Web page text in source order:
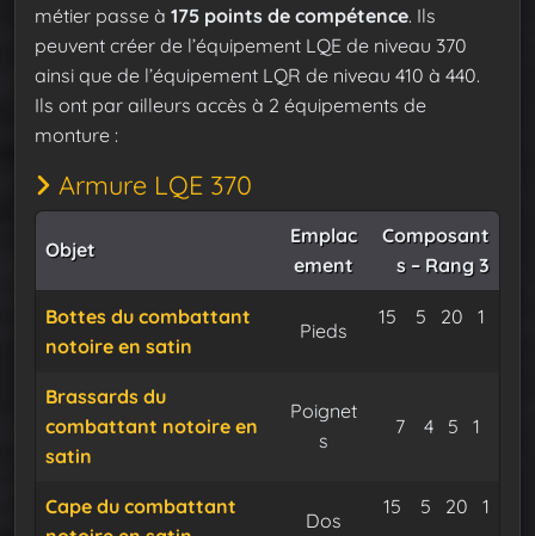
métier passe à 175 points de compétence. Ils
peuvent créer de l’équipement LQE de niveau 370
ainsi que de l’équipement LQR de niveau 410 à 440.
Ils ont par ailleurs accès à 2 équipements de
monture :
Armure LQE 370
Objet
Emplac
ement
Composant
s – Rang 3
Bottes du combattant
notoire en satin
Pieds
15 Tissemer doré
5 Satin des
20 Fil de
1
Brassards du
combattant notoire en
satin
Poignet
s
7 Tissemer
4 Satin des
5 Fil de
1
Cape du combattant
Dos
15 Tissemer doré
5 Satin des
20 Fil de
1